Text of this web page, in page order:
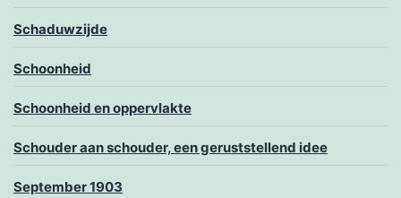
Schaduwzijde
Schoonheid
Schoonheid en oppervlakte
Schouder aan schouder, een geruststellend idee
September 1903